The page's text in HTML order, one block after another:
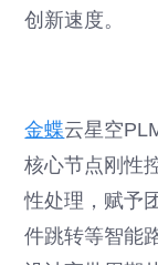
创新速度。
金蝶云星空
核心节点刚性
性处理，赋予
件跳转等智能